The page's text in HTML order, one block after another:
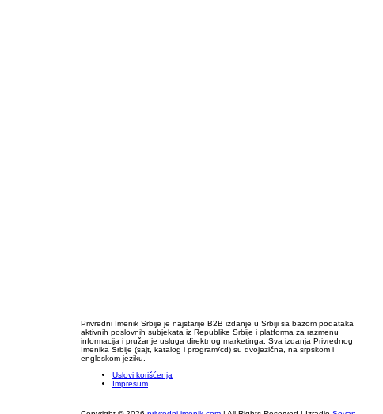
Privredni Imenik Srbije je najstarije B2B izdanje u Srbiji sa bazom podataka
aktivnih poslovnih subjekata iz Republike Srbije i platforma za razmenu
informacija i pružanje usluga direktnog marketinga. Sva izdanja Privrednog
Imenika Srbije (sajt, katalog i program/cd) su dvojezična, na srpskom i
engleskom jeziku.
Uslovi korišćenja
Impresum